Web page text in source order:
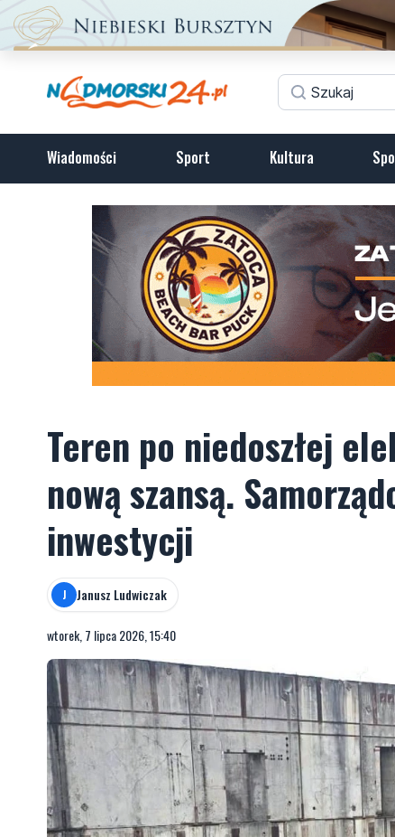
Wiadomości Sport Kultura
Teren po niedoszłej
nową szansą.
inwestycji
J Janusz Ludwiczak
wtorek, 7 lipca 2026, 15:40